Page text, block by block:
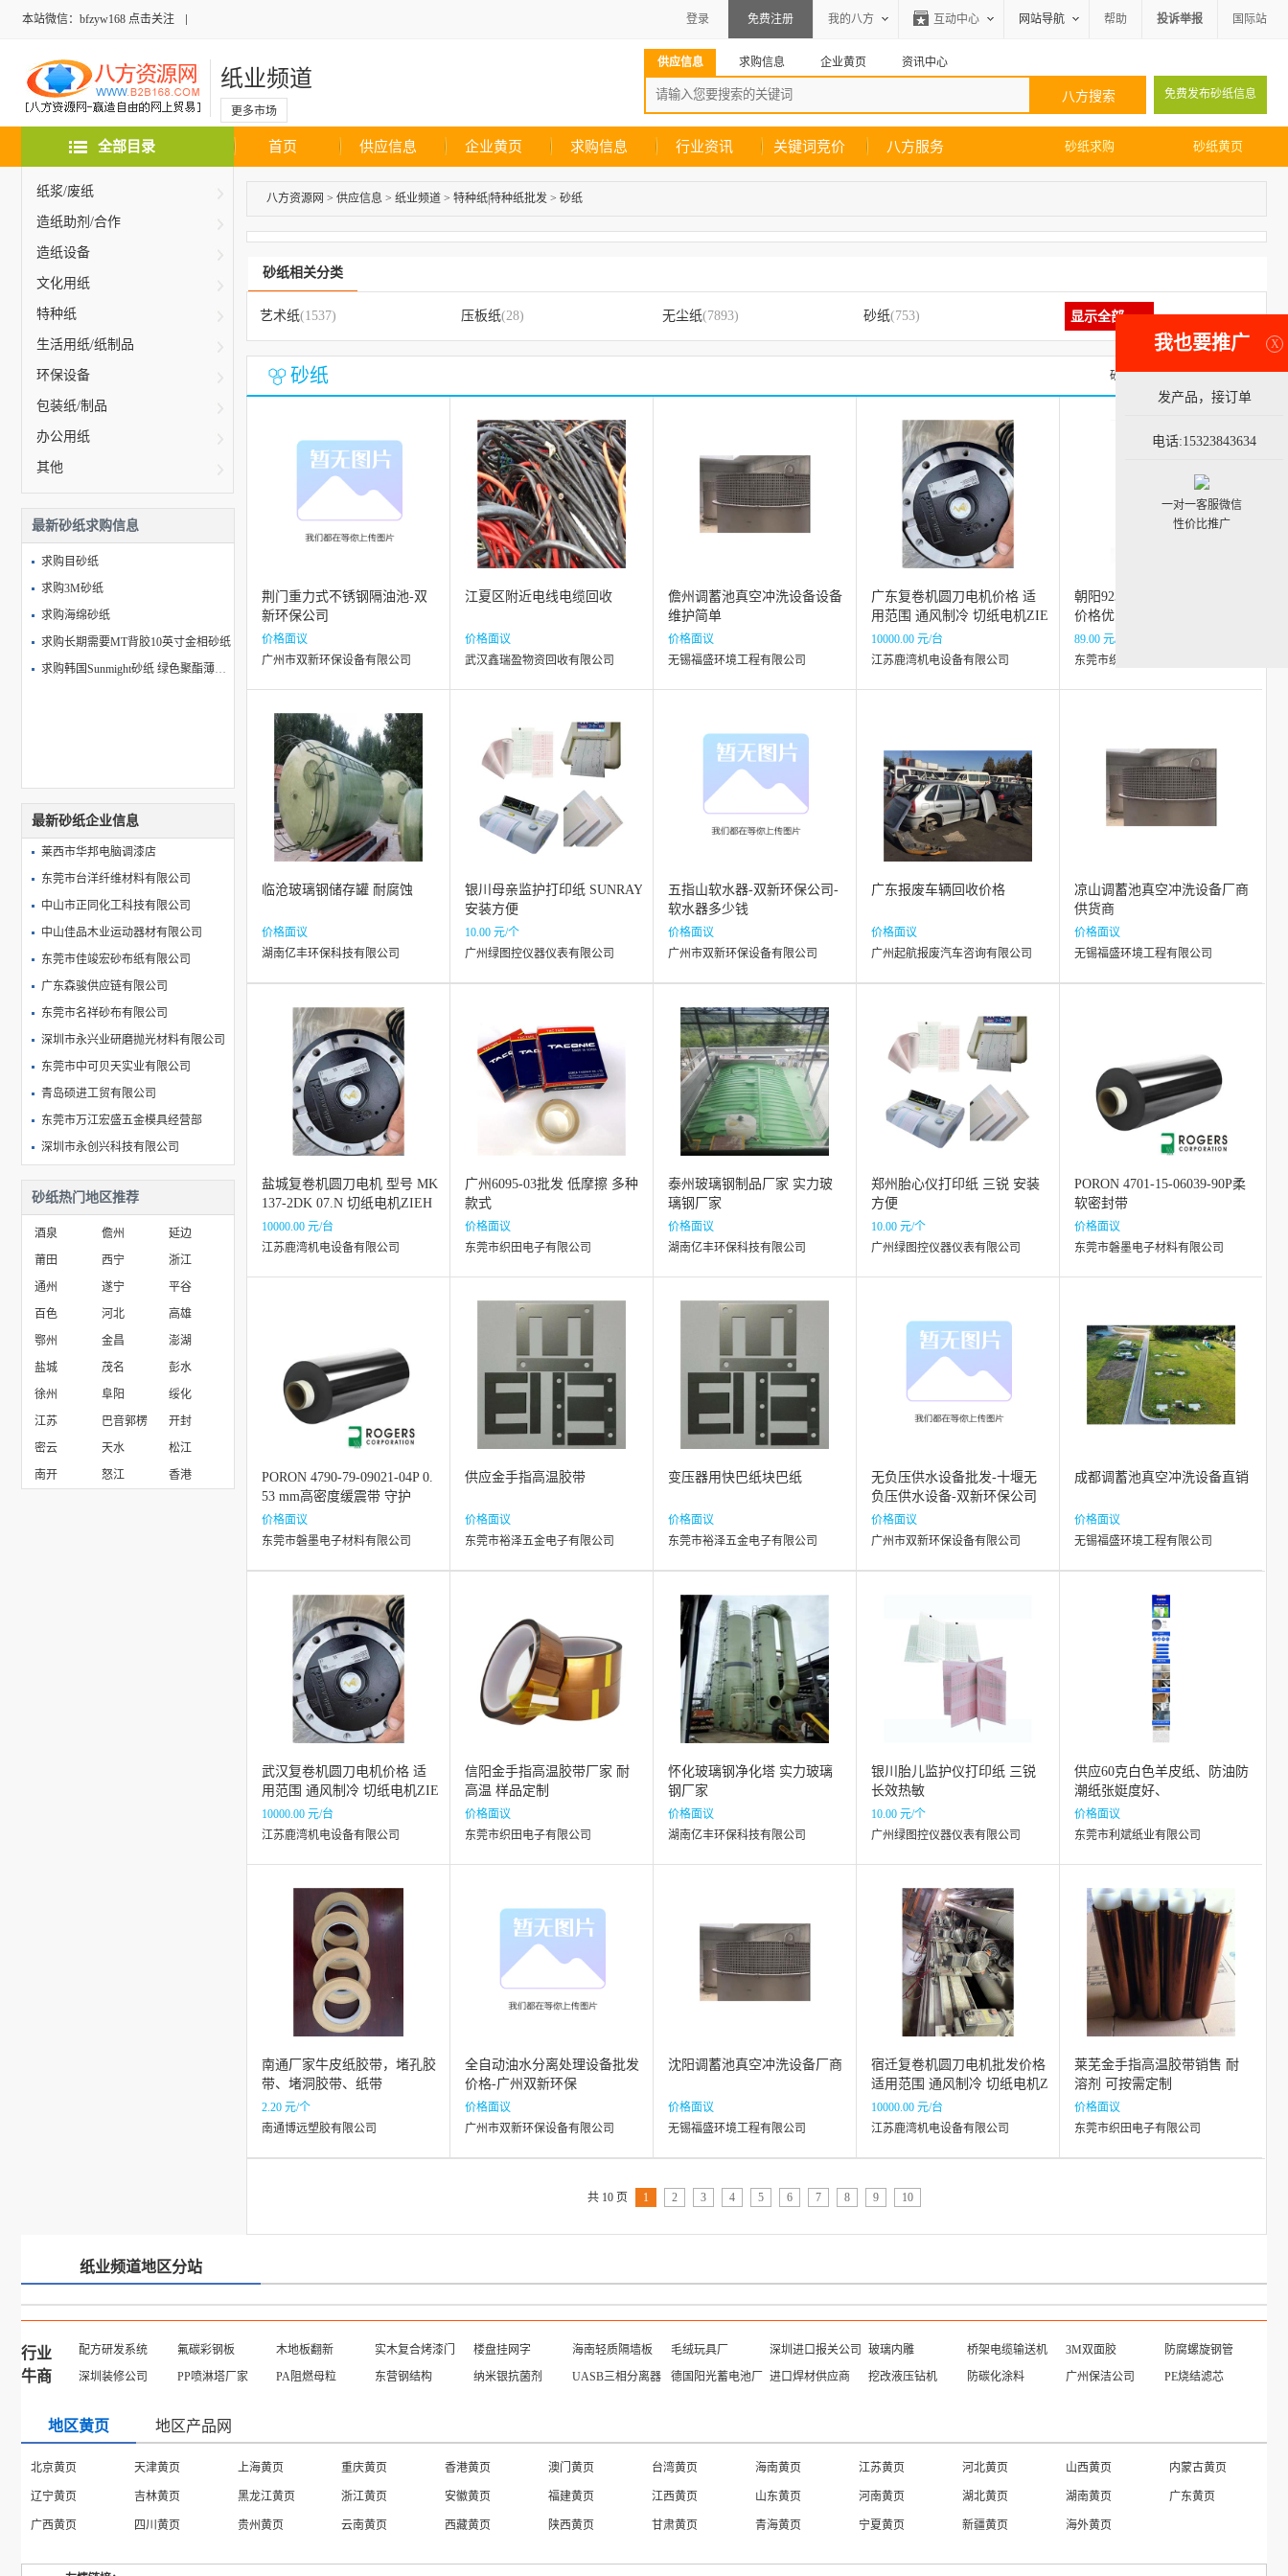
登录 免费注册 我的八方 互动中心 网站导航 帮助 投诉举报 国际站
本站微信：bfzyw168 点击关注
纸业频道
更多市场
免费发布砂纸信息
供应信息 求购信息 企业黄页 资讯中心
全部目录 首页 供应信息 企业黄页 求购信息 行业资讯 关键词竞价 八方服务 砂纸黄页
砂纸求购
纸浆/废纸
造纸助剂/合作
造纸设备
文化用纸
特种纸
生活用纸/纸制品
环保设备
包装纸/制品
办公用纸
其他
最新砂纸求购信息
求购目砂纸
求购3M砂纸
求购海绵砂纸
求购长期需要MT背胶10英寸金相砂纸
求购韩国Sunmight砂纸 绿色聚酯薄膜砂纸卷料 800# 1200# 1500#
最新砂纸企业信息
莱西市华邦电脑调漆店
东莞市台洋纤维材料有限公司
中山市正同化工科技有限公司
中山佳品木业运动器材有限公司
东莞市佳竣宏砂布纸有限公司
广东森骏供应链有限公司
东莞市名祥砂布有限公司
深圳市永兴业研磨抛光材料有限公司
东莞市中可贝天实业有限公司
青岛硕进工贸有限公司
东莞市万江宏盛五金模具经营部
深圳市永创兴科技有限公司
苏州中易达研磨材料有限公司
扬中市利华砂布有限公司
砂纸热门地区推荐
酒泉 儋州
延边
莆田
西宁
浙江
通州
遂宁
平谷
百色
河北
高雄
鄂州
金昌
澎湖
盐城
茂名
彭水
徐州
阜阳
绥化
江苏
巴音郭楞
开封
密云
天水
松江
南开
怒江 香港
八方资源网 > 供应信息 > 纸业频道 > 特种纸|特种纸批发 > 砂纸
砂纸相关分类
艺术纸(1537) 压板纸(28) 无尘纸(7893) 砂纸(753) 显示全部
砂纸 砂纸求购信息 砂纸黄页
荆门重力式不锈钢隔油池-双
新环保公司
价格面议
广州市双新环保设备有限公司
江夏区附近电线电缆回收
价格面议
武汉鑫瑞盈物资回收有限公司
儋州调蓄池真空冲洗设备设备
维护简单
价格面议
无锡福盛环境工程有限公司
广东复卷机圆刀电机价格 适
用范围 通风制冷 切纸电机ZIE
HL+ABEGG MK137-2DK.15.
N
10000.00 元/台
江苏鹿湾机电设备有限公司
朝阳923高温胶带供应 耐摩擦
价格优惠
89.00 元/卷
东莞市织田电子有限公司
临沧玻璃钢储存罐 耐腐蚀
价格面议
湖南亿丰环保科技有限公司
银川母亲监护打印纸 SUNRAY
安装方便
10.00 元/个
广州绿图控仪器仪表有限公司
五指山软水器-双新环保公司-
软水器多少钱
价格面议
广州市双新环保设备有限公司
广东报废车辆回收价格
价格面议
广州起航报废汽车咨询有限公司
凉山调蓄池真空冲洗设备厂商
供货商
价格面议
无锡福盛环境工程有限公司
盐城复卷机圆刀电机 型号 MK
137-2DK 07.N 切纸电机ZIEH
L+ABEGG MK137-2DK.15.N
10000.00 元/台
江苏鹿湾机电设备有限公司
广州6095-03批发 低摩擦 多种
款式
价格面议
东莞市织田电子有限公司
泰州玻璃钢制品厂家 实力玻
璃钢厂家
价格面议
湖南亿丰环保科技有限公司
郑州胎心仪打印纸 三锐 安装
方便
10.00 元/个
广州绿图控仪器仪表有限公司
PORON 4701-15-06039-90P柔
软密封带
价格面议
东莞市磐墨电子材料有限公司
PORON 4790-79-09021-04P 0.
53 mm高密度缓震带 守护
价格面议
东莞市磐墨电子材料有限公司
供应金手指高温胶带
价格面议
东莞市裕泽五金电子有限公司
变压器用快巴纸块巴纸
价格面议
东莞市裕泽五金电子有限公司
无负压供水设备批发-十堰无
负压供水设备-双新环保公司
(查看)
价格面议
广州市双新环保设备有限公司
成都调蓄池真空冲洗设备直销
价格面议
无锡福盛环境工程有限公司
武汉复卷机圆刀电机价格 适
用范围 通风制冷 切纸电机ZIE
HL+ABEGG MK137-2DK.15.
N
10000.00 元/台
江苏鹿湾机电设备有限公司
信阳金手指高温胶带厂家 耐
高温 样品定制
价格面议
东莞市织田电子有限公司
怀化玻璃钢净化塔 实力玻璃
钢厂家
价格面议
湖南亿丰环保科技有限公司
银川胎儿监护仪打印纸 三锐
长效热敏
10.00 元/个
广州绿图控仪器仪表有限公司
供应60克白色羊皮纸、防油防
潮纸张娗度好、
价格面议
东莞市利斌纸业有限公司
南通厂家牛皮纸胶带，堵孔胶
带、堵洞胶带、纸带
2.20 元/个
南通博远塑胶有限公司
全自动油水分离处理设备批发
价格-广州双新环保
价格面议
广州市双新环保设备有限公司
沈阳调蓄池真空冲洗设备厂商
价格面议
无锡福盛环境工程有限公司
宿迁复卷机圆刀电机批发价格
适用范围 通风制冷 切纸电机Z
IEHL+ABEGG MK137-2DK.1
5.N
10000.00 元/台
江苏鹿湾机电设备有限公司
莱芜金手指高温胶带销售 耐
溶剂 可按需定制
价格面议
东莞市织田电子有限公司
共 10 页 1 2 3 4 5 6 7 8 9 10
纸业频道地区分站
行业
牛商
配方研发系统 氟碳彩钢板 木地板翻新 实木复合烤漆门 楼盘挂网字 海南轻质隔墙板 毛绒玩具厂 深圳进口报关公司 玻璃内雕 桥架电缆输送机 3M双面胶
防腐螺旋钢管
深圳装修公司
PP喷淋塔厂家 PA阻燃母粒 东营钢结构 纳米银抗菌剂 UASB三相分离器 德国阳光蓄电池厂 进口焊材供应商 挖改液压钻机 防碳化涂料 广州保洁公司 PE烧结滤芯
地区黄页 地区产品网
河南产品 湖南产品 吉林产品 山西产品 天津产品 香港产品 西藏产品 重庆产品 海外产品 宁夏产品 江苏产品 上海产品
云南产品 湖北产品 贵州产品 北京产品 甘肃产品 浙江产品 海南产品 新疆产品 山东产品 黑龙江产品 河北产品 澳门产品
四川产品 台湾产品 江西产品 青海产品 内蒙古产品 福建产品 辽宁产品 广西产品 安徽产品 广东产品 陕西产品
X
我也要推广
发产品，接订单
电话:15323843634
一对一客服微信
性价比推广